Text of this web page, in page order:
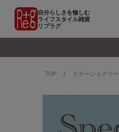
自分らしさを愉しむ
ライフスタイル雑貨
リプラグ
TOP ステーショナリー